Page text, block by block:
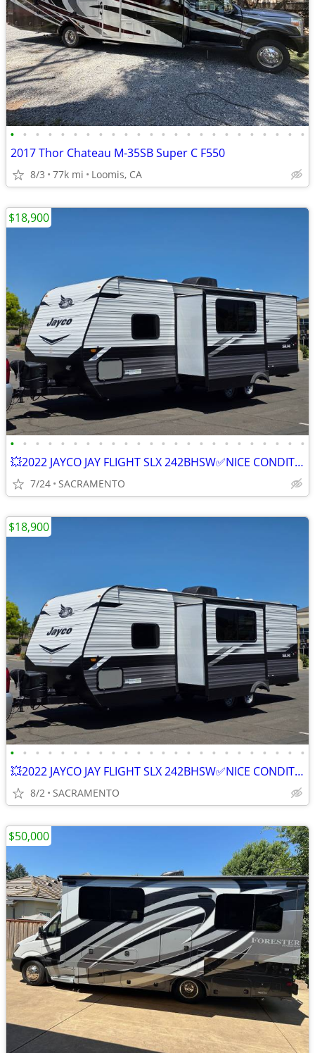
• • • • • • • • • • • • • • • • • • • • • • • •
2017 Thor Chateau M-35SB Super C F550
8/3 77k mi Loomis, CA
• • • • • • • • • • • • • • • • • • • • • • • •
💥2022 JAYCO JAY FLIGHT SLX 242BHSW✅NICE CONDITION✅
7/24 SACRAMENTO
$18,900
• • • • • • • • • • • • • • • • • • • • • • • •
💥2022 JAYCO JAY FLIGHT SLX 242BHSW✅NICE CONDITION✅
8/2 SACRAMENTO
$18,900
$50,000